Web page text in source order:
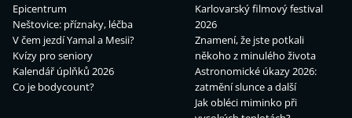
Epicentrum
Neštovice: příznaky, léčba
V čem jezdí Yamal a Mesii?
Kvízy pro seniory
Kalendář úplňků 2026
Co je bodycount?
Karlovarský filmový festival
2026
Znamení, že jste potkali
někoho z minulého života
Astronomické úkazy 2026:
zatmění slunce a další
Jak obléci miminko při